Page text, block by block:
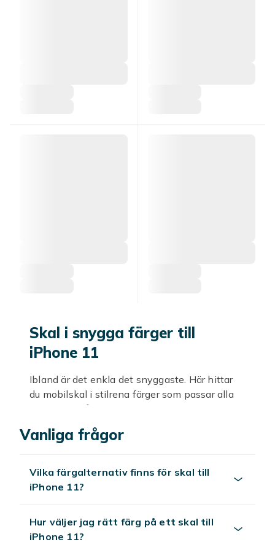
Skal i snygga färger till
iPhone 11
Ibland är det enkla det snyggaste. Här hittar
du mobilskal i stilrena färger som passar alla
tillfällen – från kontoret till middagen. Välj
pigga upp mobilen med mintgrönt, lavendel,
Material som känns rätt
greppvänligt eller extra tåligt har vi rätt skal
för dig. Välj silikon för en len och flexibel
Vanliga frågor
Vilka färgalternativ finns för skal till
iPhone 11?
Hur väljer jag rätt färg på ett skal till
iPhone 11?